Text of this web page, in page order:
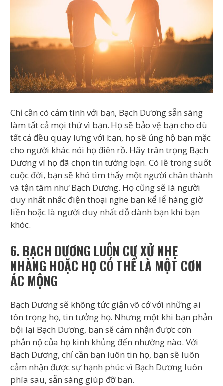
Chỉ cần có cảm tình với bạn, Bạch Dương sẵn sàng
làm tất cả mọi thứ vì bạn. Họ sẽ bảo vệ bạn cho dù
tất cả đều quay lưng với bạn, họ sẽ ủng hộ bạn mặc
cho người khác nói họ điên rồ. Hãy trân trọng Bạch
Dương vì họ đã chọn tin tưởng bạn. Có lẽ trong suốt
cuộc đời, bạn sẽ khó tìm thấy một người chân thành
và tận tâm như Bạch Dương. Họ cũng sẽ là người
duy nhất nhấc điện thoại nghe bạn kể lể hàng giờ
liền hoặc là người duy nhất dỗ dành bạn khi bạn
khóc.
6. BẠCH DƯƠNG LUÔN CƯ XỬ NHẸ
NHÀNG HOẶC HỌ CÓ THỂ LÀ MỘT CƠN
ÁC MỘNG
Bạch Dương sẽ không tức giận vô cớ với những ai
tôn trọng họ, tin tưởng họ. Nhưng một khi bạn phản
bội lại Bạch Dương, bạn sẽ cảm nhận được cơn
phẫn nộ của họ kinh khủng đến nhường nào. Với
Bạch Dương, chỉ cần bạn luôn tin họ, bạn sẽ luôn
cảm nhận được sự hạnh phúc vì Bạch Dương luôn
phía sau, sẵn sàng giúp đỡ bạn.